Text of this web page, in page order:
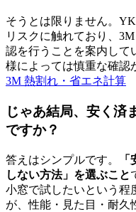
そうとは限りません。
リスクに触れており、
認を行うことを案内して
様によっては慎重な確認
3M 熱割れ・省エネ計算
じゃあ結局、安く済
ですか？
答えはシンプルです。
しない方法」を選ぶこと
小窓で試したいという程
が、性能・見た目・耐久